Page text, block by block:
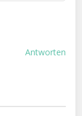
Antworten